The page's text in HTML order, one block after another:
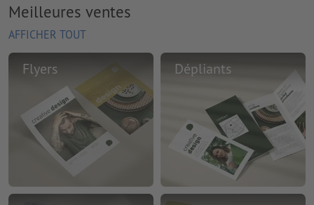
Meilleures ventes
AFFICHER TOUT
Flyers Dépliants